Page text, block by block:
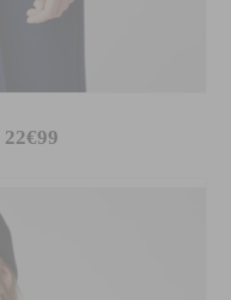
22€99